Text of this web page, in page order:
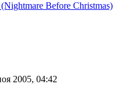
Before Christmas)
2005, 04:42